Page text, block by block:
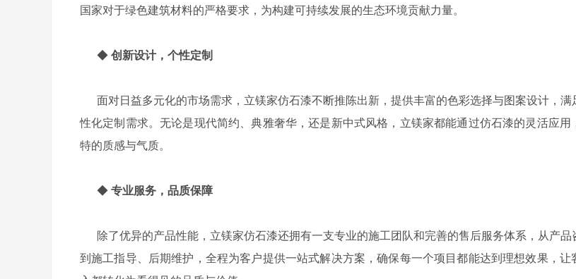
国家对于绿色建筑材料的严格要求，为构建可持续发展的生态环境贡献力量。
◆创新设计，个性定制
面对日益多元化的市场需求，立镁家仿石漆不断推陈出新，提供丰富的色彩选择与图案设计，满
性化定制需求。无论是现代简约、典雅奢华，还是新中式风格，立镁家都能通过仿石漆的灵活应用
特的质感与气质。
◆专业服务，品质保障
除了优异的产品性能，立镁家仿石漆还拥有一支专业的施工团队和完善的售后服务体系，从产品
到施工指导、后期维护，全程为客户提供一站式解决方案，确保每一个项目都能达到理想效果，让